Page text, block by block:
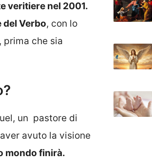
veritiere nel 2001.
del Verbo, con lo
prima che sia
un pastore di
avuto la visione
mondo finirà.